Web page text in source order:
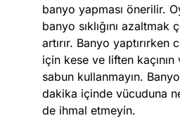
banyo yapması önerilir.
banyo sıklığını azaltmak
artırır. Banyo yaptırırken
için kese ve liften
sabun kullanmayın.
dakika içinde vücuduna
de ihmal etmeyin.